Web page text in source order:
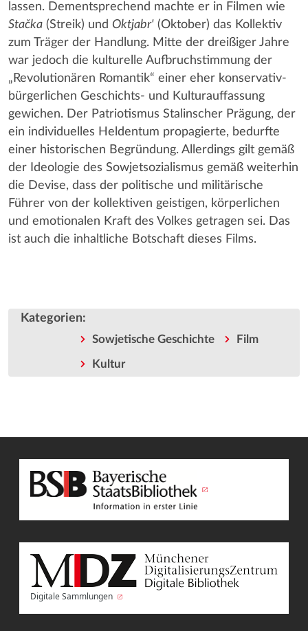
lassen. Dementsprechend machte er in Filmen wie
Stačka (Streik) und Oktjabr' (Oktober) das Kollektiv
zum Träger der Handlung. Mitte der dreißiger Jahre
war jedoch die kulturelle Aufbruchstimmung der
„Revolutionären Romantik“ einer eher konservativ-
bürgerlichen Geschichts- und Kulturauffassung
gewichen. Der Patriotismus Stalinscher Prägung, der
ein individuelles Heldentum propagierte, bedurfte
einer historischen Begründung. Allerdings gilt gemäß
der Ideologie des Sowjetsozialismus gemäß weiterhin
die Devise, dass der politische und militärische
Führer von der kollektiven geistigen, körperlichen
und emotionalen Kraft des Volkes getragen sei. Das
ist auch die inhaltliche Botschaft dieses Films.
Kategorien:
Sowjetische Geschichte Film
Kultur
Digitale Sammlungen